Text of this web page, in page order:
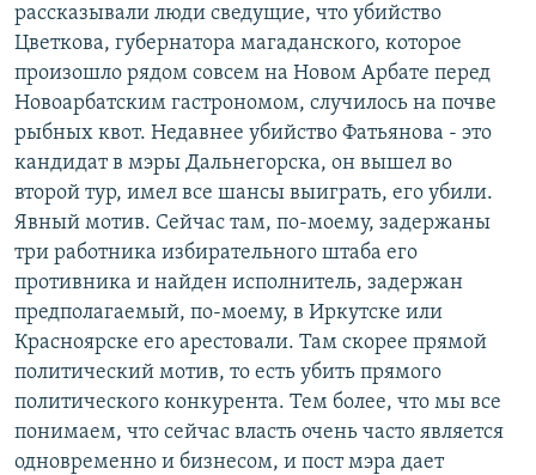
рассказывали люди сведущие, что убийство
Цветкова, губернатора магаданского, которое
произошло рядом совсем на Новом Арбате перед
Новоарбатским гастрономом, случилось на почве
рыбных квот. Недавнее убийство Фатьянова - это
кандидат в мэры Дальнегорска, он вышел во
второй тур, имел все шансы выиграть, его убили.
Явный мотив. Сейчас там, по-моему, задержаны
три работника избирательного штаба его
противника и найден исполнитель, задержан
предполагаемый, по-моему, в Иркутске или
Красноярске его арестовали. Там скорее прямой
политический мотив, то есть убить прямого
политического конкурента. Тем более, что мы все
понимаем, что сейчас власть очень часто является
одновременно и бизнесом, и пост мэра дает